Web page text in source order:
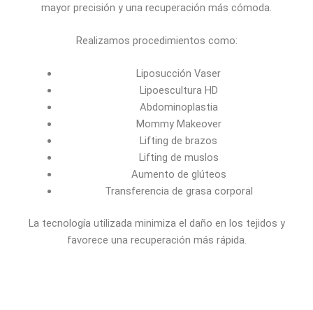
mayor precisión y una recuperación más cómoda.
Realizamos procedimientos como:
Liposucción Vaser
Lipoescultura HD
Abdominoplastia
Mommy Makeover
Lifting de brazos
Lifting de muslos
Aumento de glúteos
Transferencia de grasa corporal
La tecnología utilizada minimiza el daño en los tejidos y
favorece una recuperación más rápida.